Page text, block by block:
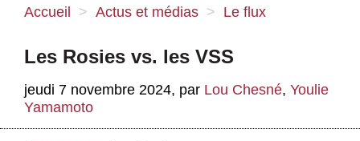
Nos idées
Se mobiliser
Publications
Accueil > Actus et médias > Le flux
Les Rosies vs. les VSS
jeudi 7 novembre 2024, par Lou Chesné, Youlie
Yamamoto